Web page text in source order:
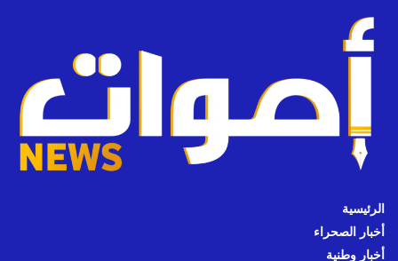
الرئيسية
أخبار الصحراء
أخبار وطنية